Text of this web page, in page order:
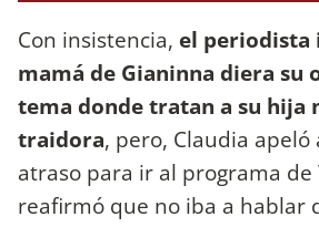
Con insistencia, el periodista
mamá de Gianinna diera su
tema donde tratan a su hija
traidora, pero, Claudia
atraso para ir al programa de
reafirmó que no iba a hablar